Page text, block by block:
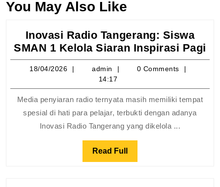
You May Also Like
Inovasi Radio Tangerang: Siswa
SMAN 1 Kelola Siaran Inspirasi Pagi
18/04/2026 18/04/2026
admin admin0 Comments
14:17
Media penyiaran radio ternyata masih memiliki tempat
spesial di hati para pelajar, terbukti dengan adanya
Inovasi Radio Tangerang yang dikelola ...
Read Full Read
Full